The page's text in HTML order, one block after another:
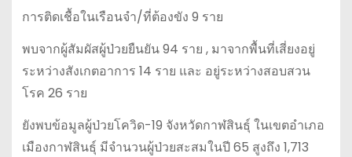
การติดเชื้อในเรือนจำ/ที่ต้องขัง 9 ราย
พบจากผู้สัมผัสผู้ป่วยยืนยัน 94 ราย , มาจากพื้นที่เสี่ยงอยู่
ระหว่างสังเกตอาการ 14 ราย และ อยู่ระหว่างสอบสวน
โรค 26 ราย
ยังพบข้อมูลผู้ป่วยโควิด-19 จังหวัดกาฬสินธุ์ ในเขตอำเภอ
เมืองกาฬสินธุ์ มีจำนวนผู้ป่วยสะสมในปี 65 สูงถึง 1,713